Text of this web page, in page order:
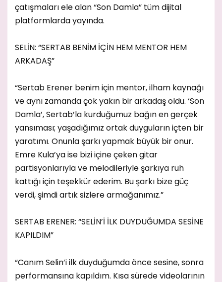
çatışmaları ele alan “Son Damla” tüm dijital
platformlarda yayında.
SELİN: “SERTAB BENİM İÇİN HEM MENTOR HEM
ARKADAŞ”
“Sertab Erener benim için mentor, ilham kaynağı
ve aynı zamanda çok yakın bir arkadaş oldu. ‘Son
Damla’, Sertab’la kurduğumuz bağın en gerçek
yansıması; yaşadığımız ortak duyguların içten bir
yaratımı. Onunla şarkı yapmak büyük bir onur.
Emre Kula’ya ise bizi içine çeken gitar
partisyonlarıyla ve melodileriyle şarkıya ruh
kattığı için teşekkür ederim. Bu şarkı bize güç
verdi, şimdi artık sizlere armağanımız.”
SERTAB ERENER: “SELİN’İ İLK DUYDUĞUMDA SESİNE
KAPILDIM”
“Canım Selin’i ilk duyduğumda önce sesine, sonra
performansına kapıldım. Kısa sürede videolarının